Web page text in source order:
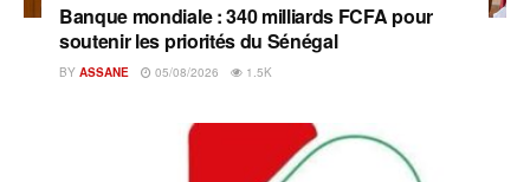
Banque mondiale : 340 milliards FCFA pour
soutenir les priorités du Sénégal
BY ASSANE 05/08/2026 1.5K